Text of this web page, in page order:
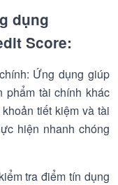
dụng
Score:
Ứng dụng giúp
phẩm tài chính khác
tiết kiệm và tài
hiện nhanh chóng
tra điểm tín dụng